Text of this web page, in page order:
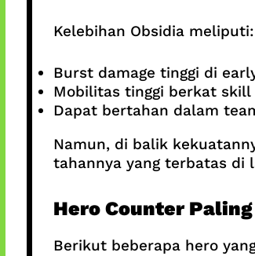
Kelebihan Obsidia meliputi:
Burst damage tinggi di
Mobilitas tinggi berkat skill
Dapat bertahan dalam
Namun, di balik
tahannya yang terbatas di
Hero Counter
Berikut beberapa hero